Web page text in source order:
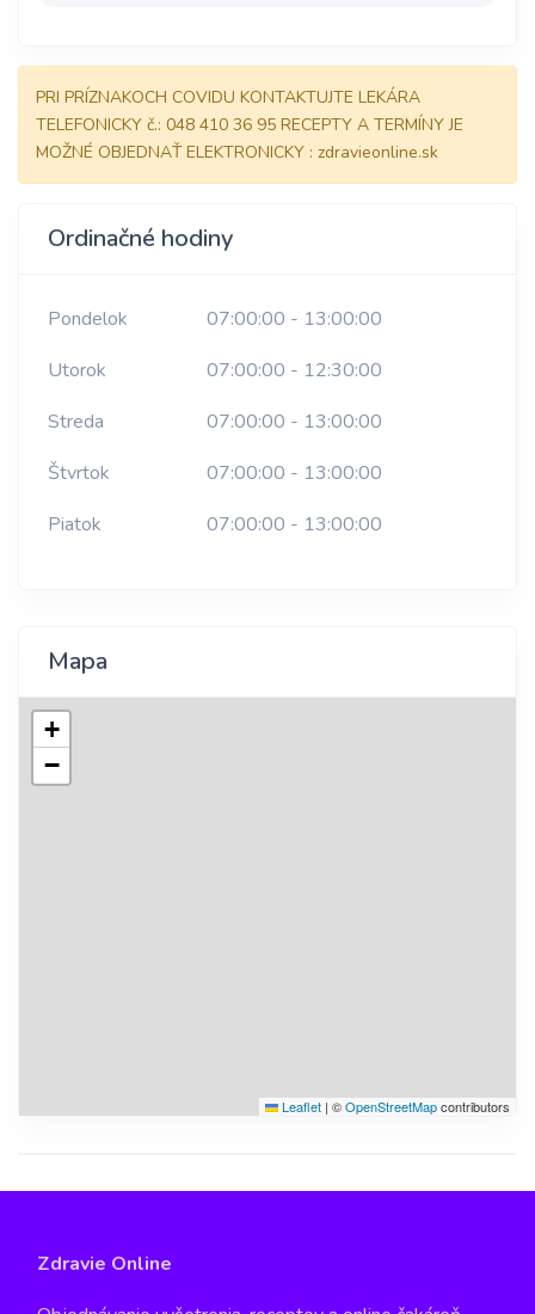
PRI PRÍZNAKOCH COVIDU KONTAKTUJTE LEKÁRA
TELEFONICKY č.: 048 410 36 95 RECEPTY A TERMÍNY JE
MOŽNÉ OBJEDNAŤ ELEKTRONICKY : zdravieonline.sk
Ordinačné hodiny
Pondelok
07:00:00 - 13:00:00
Utorok
07:00:00 - 12:30:00
Streda
07:00:00 - 13:00:00
Štvrtok
07:00:00 - 13:00:00
Piatok
07:00:00 - 13:00:00
Mapa
+
−
Leaflet | ©OpenStreetMapcontributors
Zdravie Online